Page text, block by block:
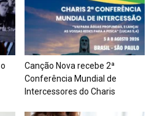
Canção Nova recebe 2ª
Conferência Mundial de
Intercessores do Charis